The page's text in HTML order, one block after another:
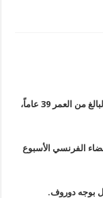
على الرغم من شهرة بافل دوروف، مؤسس تليغرام البالغ من العمر 39 عاماً،
الفرنسي الأسبوع
بوجه دوروف.